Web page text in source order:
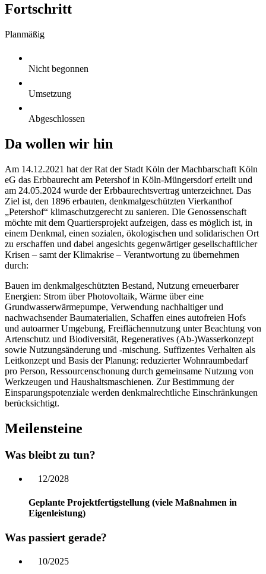
Fortschritt
Planmäßig
Nicht begonnen
Umsetzung
Abgeschlossen
Da wollen wir hin
Am 14.12.2021 hat der Rat der Stadt Köln der Machbarschaft Köln
eG das Erbbaurecht am Petershof in Köln-Müngersdorf erteilt und
am 24.05.2024 wurde der Erbbaurechtsvertrag unterzeichnet. Das
Ziel ist, den 1896 erbauten, denkmalgeschützten Vierkanthof
„Petershof“ klimaschutzgerecht zu sanieren. Die Genossenschaft
möchte mit dem Quartiersprojekt aufzeigen, dass es möglich ist, in
einem Denkmal, einen sozialen, ökologischen und solidarischen Ort
zu erschaffen und dabei angesichts gegenwärtiger gesellschaftlicher
Krisen – samt der Klimakrise – Verantwortung zu übernehmen
durch:
Bauen im denkmalgeschützten Bestand, Nutzung erneuerbarer
Energien: Strom über Photovoltaik, Wärme über eine
Grundwasserwärmepumpe, Verwendung nachhaltiger und
nachwachsender Baumaterialien, Schaffen eines autofreien Hofs
und autoarmer Umgebung, Freiflächennutzung unter Beachtung von
Artenschutz und Biodiversität, Regeneratives (Ab-)Wasserkonzept
sowie Nutzungsänderung und -mischung. Suffizentes Verhalten als
Leitkonzept und Basis der Planung: reduzierter Wohnraumbedarf
pro Person, Ressourcenschonung durch gemeinsame Nutzung von
Werkzeugen und Haushaltsmaschienen. Zur Bestimmung der
Einsparungspotenziale werden denkmalrechtliche Einschränkungen
berücksichtigt.
Meilensteine
Was bleibt zu tun?
12/2028
Geplante Projektfertigstellung (viele Maßnahmen in
Eigenleistung)
Was passiert gerade?
10/2025